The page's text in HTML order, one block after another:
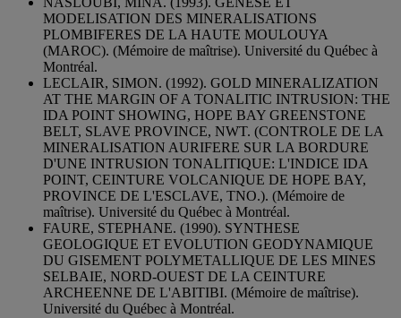
MODELISATION DES MINERALISATIONS
PLOMBIFERES DE LA HAUTE MOULOUYA
(MAROC). (Mémoire de maîtrise). Université du Québec à
Montréal.
LECLAIR, SIMON. (1992). GOLD MINERALIZATION
AT THE MARGIN OF A TONALITIC INTRUSION: THE
IDA POINT SHOWING, HOPE BAY GREENSTONE
BELT, SLAVE PROVINCE, NWT. (CONTROLE DE LA
MINERALISATION AURIFERE SUR LA BORDURE
D'UNE INTRUSION TONALITIQUE: L'INDICE IDA
POINT, CEINTURE VOLCANIQUE DE HOPE BAY,
PROVINCE DE L'ESCLAVE, TNO.). (Mémoire de
maîtrise). Université du Québec à Montréal.
FAURE, STEPHANE. (1990). SYNTHESE
GEOLOGIQUE ET EVOLUTION GEODYNAMIQUE
DU GISEMENT POLYMETALLIQUE DE LES MINES
SELBAIE, NORD-OUEST DE LA CEINTURE
ARCHEENNE DE L'ABITIBI. (Mémoire de maîtrise).
Université du Québec à Montréal.